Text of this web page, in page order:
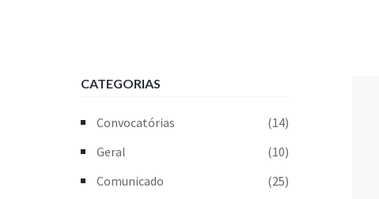
CATEGORIAS
Convocatórias
(14)
Geral
(10)
Comunicado
(25)